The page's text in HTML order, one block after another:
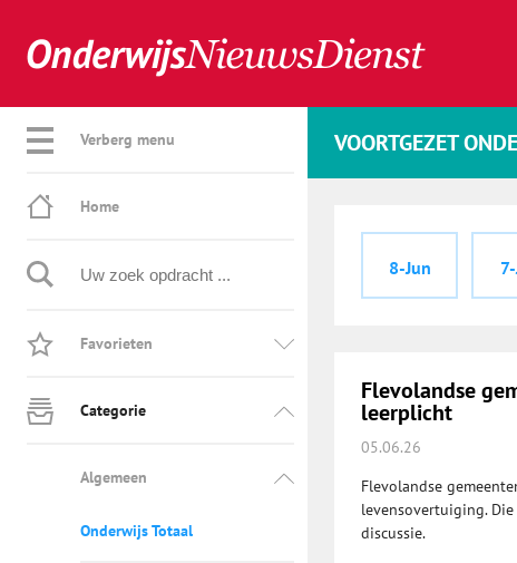
Verberg menu
Home
Favorieten
Categorie
Algemeen
Onderwijs Totaal
VOORTGEZET
8-Jun
Flevolandse
leerplicht
05.06.26
Flevolandse
levensovertuiging.
discussie.